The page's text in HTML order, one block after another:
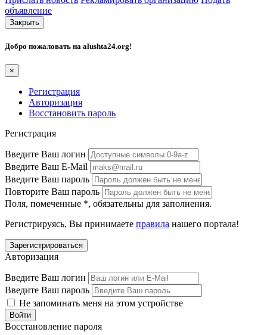
объявление
Закрыть
Добро пожаловать на alushta24.org!
×
Регистрация
Авторизация
Восстановить пароль
Регистрация
Введите Ваш логин
Введите Ваш E-Mail
Введите Ваш пароль
Повторите Ваш пароль
Поля, помеченные *, обязательны для заполнения.
Регистрируясь, Вы принимаете правила нашего портала!
Авторизация
Введите Ваш логин
Введите Ваш пароль
Не запоминать меня на этом устройстве
Восстановление пароля